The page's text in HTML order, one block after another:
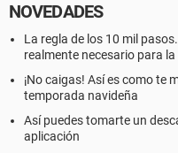
NOVEDADES
La regla de los 10 mil
realmente necesario para la
¡No caigas! Así es como te
temporada navideña
Así puedes tomarte un
aplicación